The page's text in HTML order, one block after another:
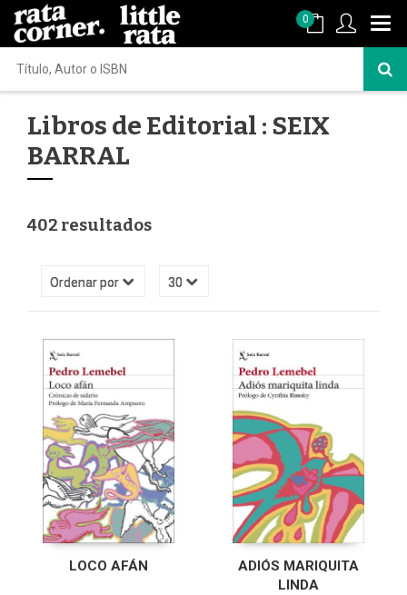
0
Libros de Editorial : SEIX
BARRAL
402 resultados
LOCO AFÁN
ADIÓS MARIQUITA
LINDA